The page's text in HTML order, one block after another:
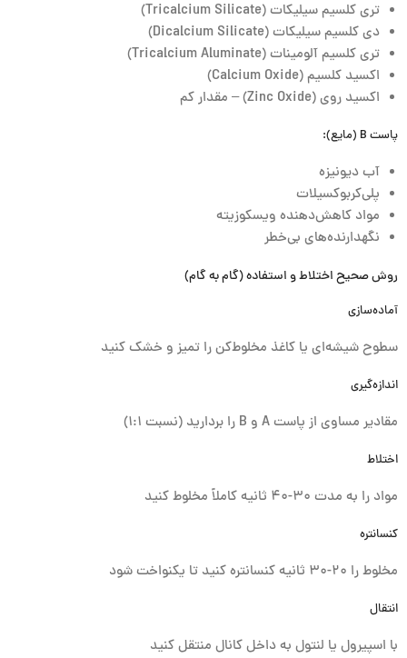
تری کلسیم سیلیکات (Tricalcium Silicate)
دی کلسیم سیلیکات (Dicalcium Silicate)
تری کلسیم آلومینات (Tricalcium Aluminate)
اکسید کلسیم (Calcium Oxide)
اکسید روی (Zinc Oxide) – مقدار کم
پاست B (مایع):
آب دیونیزه
پلی‌کربوکسیلات
مواد کاهش‌دهنده ویسکوزیته
نگهدارنده‌های بی‌خطر
روش صحیح اختلاط و استفاده (گام به گام)
آماده‌سازی
سطوح شیشه‌ای یا کاغذ مخلوط‌کن را تمیز و خشک کنید
اندازه‌گیری
مقادیر مساوی از پاست A و B را بردارید (نسبت ۱:۱)
اختلاط
مواد را به مدت ۳۰-۴۰ ثانیه کاملاً مخلوط کنید
کنسانتره
مخلوط را ۲۰-۳۰ ثانیه کنسانتره کنید تا یکنواخت شود
انتقال
با اسپیرول یا لنتول به داخل کانال منتقل کنید